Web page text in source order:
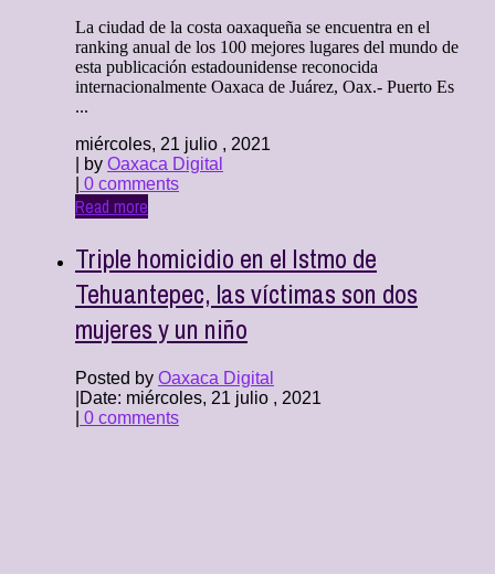
La ciudad de la costa oaxaqueña se encuentra en el
ranking anual de los 100 mejores lugares del mundo de
esta publicación estadounidense reconocida
internacionalmente Oaxaca de Juárez, Oax.- Puerto Es
...
miércoles, 21 julio , 2021
| by Oaxaca Digital
0 comments
Read more
Triple homicidio en el Istmo de
Tehuantepec, las víctimas son dos
mujeres y un niño
Posted by Oaxaca Digital
Date: miércoles, 21 julio , 2021
0 comments